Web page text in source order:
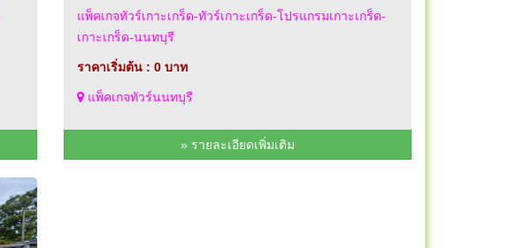
แพ็คเกจทัวร์เกาะเกร็ด-ทัวร์เกาะเกร็ด-โปรแกรมเกาะเกร็ด-
เกาะเกร็ด-นนทบุรี
ราคาเริ่มต้น : 0 บาท
แพ็คเกจทัวร์นนทบุรี
» รายละเอียดเพิ่มเติม